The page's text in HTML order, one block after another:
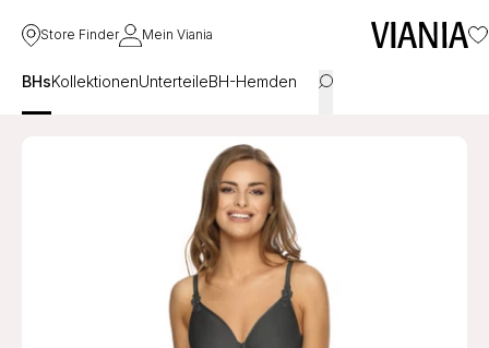
Store Finder Mein Viania
BHsKollektionenUnterteileBH-Hemden